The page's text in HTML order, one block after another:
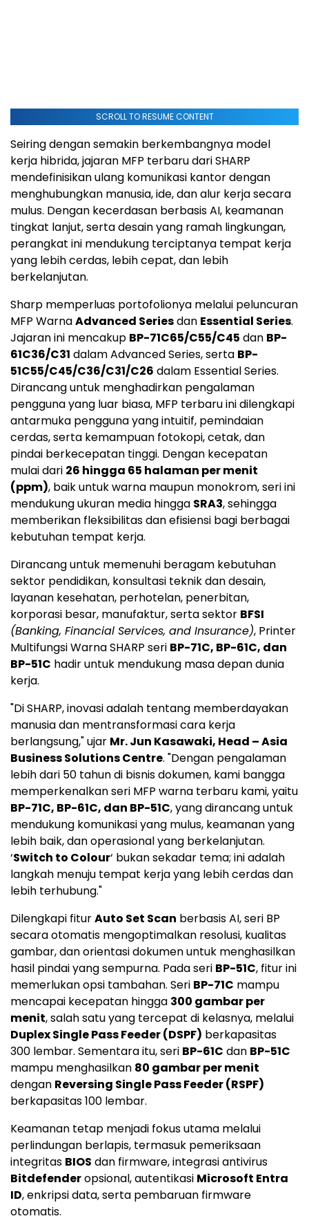
SCROLL TO RESUME CONTENT
Seiring dengan semakin berkembangnya model
kerja hibrida, jajaran MFP terbaru dari SHARP
mendefinisikan ulang komunikasi kantor dengan
menghubungkan manusia, ide, dan alur kerja secara
mulus. Dengan kecerdasan berbasis AI, keamanan
tingkat lanjut, serta desain yang ramah lingkungan,
perangkat ini mendukung terciptanya tempat kerja
yang lebih cerdas, lebih cepat, dan lebih
berkelanjutan.
Sharp memperluas portofolionya melalui peluncuran
MFP WarnaAdvanced Seriesdan Essential Series.
Jajaran ini mencakup BP-71C65/C55/C45 dan BP-
61C36/C31 dalam Advanced Series, serta BP-
51C55/C45/C36/C31/C26 dalam Essential Series.
Dirancang untuk menghadirkan pengalaman
pengguna yang luar biasa, MFP terbaru ini dilengkapi
antarmuka pengguna yang intuitif, pemindaian
cerdas, serta kemampuan fotokopi, cetak, dan
pindai berkecepatan tinggi. Dengan kecepatan
mulai dari 26 hingga 65 halaman per menit
(ppm), baik untuk warna maupun monokrom, seri ini
mendukung ukuran media hingga SRA3, sehingga
memberikan fleksibilitas dan efisiensi bagi berbagai
kebutuhan tempat kerja.
Dirancang untuk memenuhi beragam kebutuhan
sektor pendidikan, konsultasi teknik dan desain,
layanan kesehatan, perhotelan, penerbitan,
korporasi besar, manufaktur, serta sektor BFSI
(Banking, Financial Services, and Insurance), Printer
Multifungsi Warna SHARP seri BP-71C, BP-61C, dan
BP-51C hadir untuk mendukung masa depan dunia
kerja.
"Di SHARP, inovasi adalah tentang memberdayakan
manusia dan mentransformasi cara kerja
berlangsung," ujar Mr. Jun Kasawaki, Head – Asia
Business Solutions Centre. "Dengan pengalaman
lebih dari 50 tahun di bisnis dokumen, kami bangga
memperkenalkan seri MFP warna terbaru kami, yaitu
BP-71C, BP-61C, dan BP-51C, yang dirancang untuk
mendukung komunikasi yang mulus, keamanan yang
lebih baik, dan operasional yang berkelanjutan.
‘Switch to Colour‘ bukan sekadar tema; ini adalah
langkah menuju tempat kerja yang lebih cerdas dan
lebih terhubung."
Dilengkapi fiturAuto Set Scan berbasis AI, seri BP
secara otomatis mengoptimalkan resolusi, kualitas
gambar, dan orientasi dokumen untuk menghasilkan
hasil pindai yang sempurna. Pada seri BP-51C, fitur ini
memerlukan opsi tambahan. Seri BP-71C mampu
mencapai kecepatan hingga 300 gambar per
menit, salah satu yang tercepat di kelasnya, melalui
Duplex Single Pass Feeder (DSPF) berkapasitas
300 lembar. Sementara itu, seri BP-61C dan BP-51C
mampu menghasilkan 80 gambar per menit
dengan Reversing Single Pass Feeder (RSPF)
berkapasitas 100 lembar.
Keamanan tetap menjadi fokus utama melalui
perlindungan berlapis, termasuk pemeriksaan
integritas BIOS dan firmware, integrasi antivirus
Bitdefenderopsional, autentikasi Microsoft Entra
ID, enkripsi data, serta pembaruan firmware
otomatis.